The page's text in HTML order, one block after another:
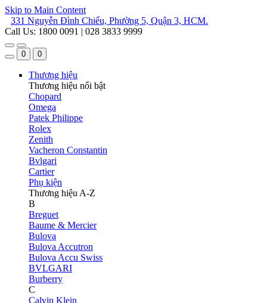
Skip to Main Content
331 Nguyễn Đình Chiểu, Phường 5, Quận 3, HCM.
Call Us: 1800 0091 | 028 3833 9999
0 0
Thương hiệu
Thương hiệu nổi bật
Chopard
Omega
Patek Philippe
Rolex
Zenith
Vacheron Constantin
Bvlgari
Cartier
Phụ kiện
Thương hiệu A-Z
B
Breguet
Baume & Mercier
Bulova
Bulova Accutron
Bulova Accu Swiss
BVLGARI
Burberry
C
Calvin Klein